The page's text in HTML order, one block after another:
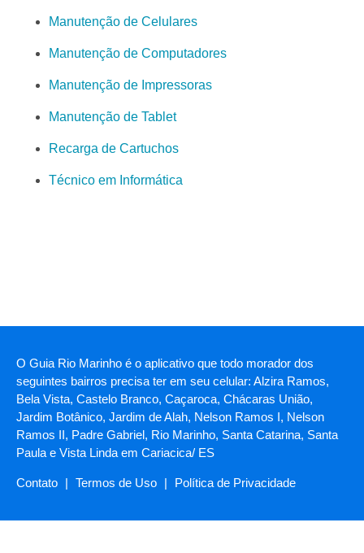
Manutenção de Celulares
Manutenção de Computadores
Manutenção de Impressoras
Manutenção de Tablet
Recarga de Cartuchos
Técnico em Informática
O Guia Rio Marinho é o aplicativo que todo morador dos
seguintes bairros precisa ter em seu celular: Alzira Ramos,
Bela Vista, Castelo Branco, Caçaroca, Chácaras União,
Jardim Botânico, Jardim de Alah, Nelson Ramos I, Nelson
Ramos II, Padre Gabriel, Rio Marinho, Santa Catarina, Santa
Paula e Vista Linda em Cariacica/ ES
Contato | Termos de Uso | Política de Privacidade